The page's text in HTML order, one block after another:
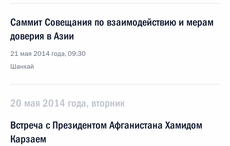
Саммит Совещания по взаимодействию и мерам
доверия в Азии
21 мая 2014 года, 09:30
Шанхай
20 мая 2014 года, вторник
Встреча с Президентом Афганистана Хамидом
Карзаем